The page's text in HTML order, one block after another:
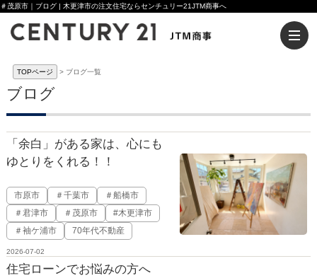
＃茂原市｜ブログ | 木更津市の注文住宅ならセンチュリー21JTM商事へ
TOPページ ブログ一覧
ブログ
「余白」がある家は、心にも
ゆとりをくれる！！
市原市 ＃千葉市
＃船橋市
＃君津市
＃茂原市
#木更津市
＃袖ケ浦市
70年代不動産
2026-07-02
住宅ローンでお悩みの方へ